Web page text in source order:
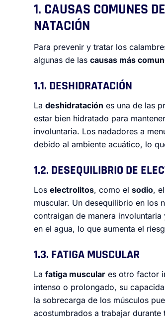
1. CAUSAS COMUNES
NATACIÓN
Para prevenir y tratar los
algunas de las causas más
1.1. DESHIDRATACIÓN
La deshidratación es una de las
estar bien hidratado para
involuntaria. Los nadadores a
debido al ambiente acuático, lo
1.2. DESEQUILIBRIO DE
Los electrolitos, como el sodio, el
muscular. Un desequilibrio en los
contraigan de manera
en el agua, lo que aumenta el
1.3. FATIGA MUSCULAR
La fatiga muscular es otro factor
intenso o prolongado, su
la sobrecarga de los músculos
acostumbrados a trabajar